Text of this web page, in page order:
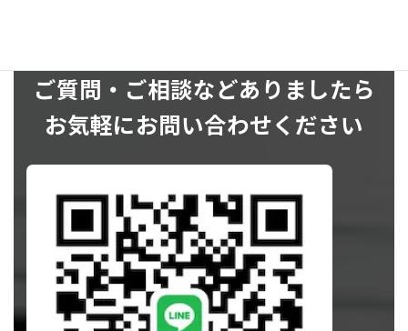
ご質問・ご相談などありましたら
お気軽にお問い合わせください